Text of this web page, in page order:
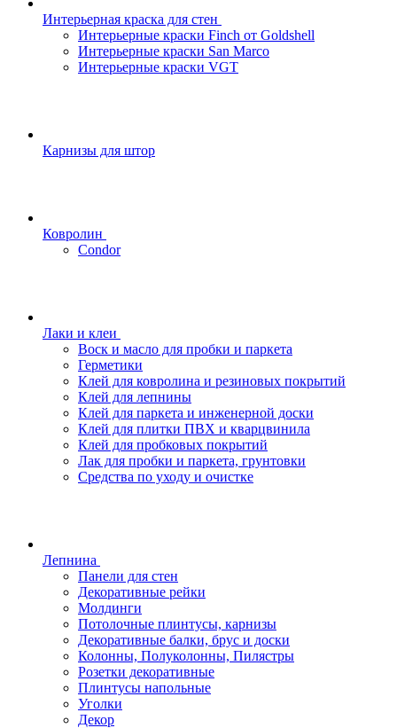
Интерьерная краска для стен
Интерьерные краски Finch от Goldshell
Интерьерные краски San Marco
Интерьерные краски VGT
Карнизы для штор
Ковролин
Condor
Лаки и клеи
Воск и масло для пробки и паркета
Герметики
Клей для ковролина и резиновых покрытий
Клей для лепнины
Клей для паркета и инженерной доски
Клей для плитки ПВХ и кварцвинила
Клей для пробковых покрытий
Лак для пробки и паркета, грунтовки
Средства по уходу и очистке
Лепнина
Панели для стен
Декоративные рейки
Молдинги
Потолочные плинтусы, карнизы
Декоративные балки, брус и доски
Колонны, Полуколонны, Пилястры
Розетки декоративные
Плинтусы напольные
Уголки
Декор